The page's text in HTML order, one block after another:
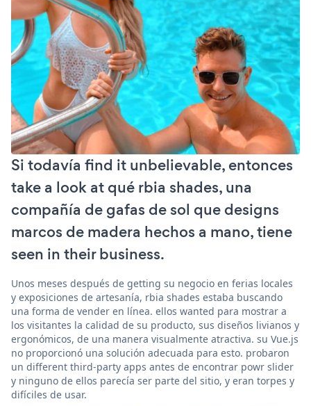
Si todavía find it unbelievable, entonces
take a look at qué rbia shades, una
compañía de gafas de sol que designs
marcos de madera hechos a mano, tiene
seen in their business.
Unos meses después de getting su negocio en ferias locales
y exposiciones de artesanía, rbia shades estaba buscando
una forma de vender en línea. ellos wanted para mostrar a
los visitantes la calidad de su producto, sus diseños livianos y
ergonómicos, de una manera visualmente atractiva. su Vue.js
no proporcionó una solución adecuada para esto. probaron
un different third-party apps antes de encontrar powr slider
y ninguno de ellos parecía ser parte del sitio, y eran torpes y
difíciles de usar.